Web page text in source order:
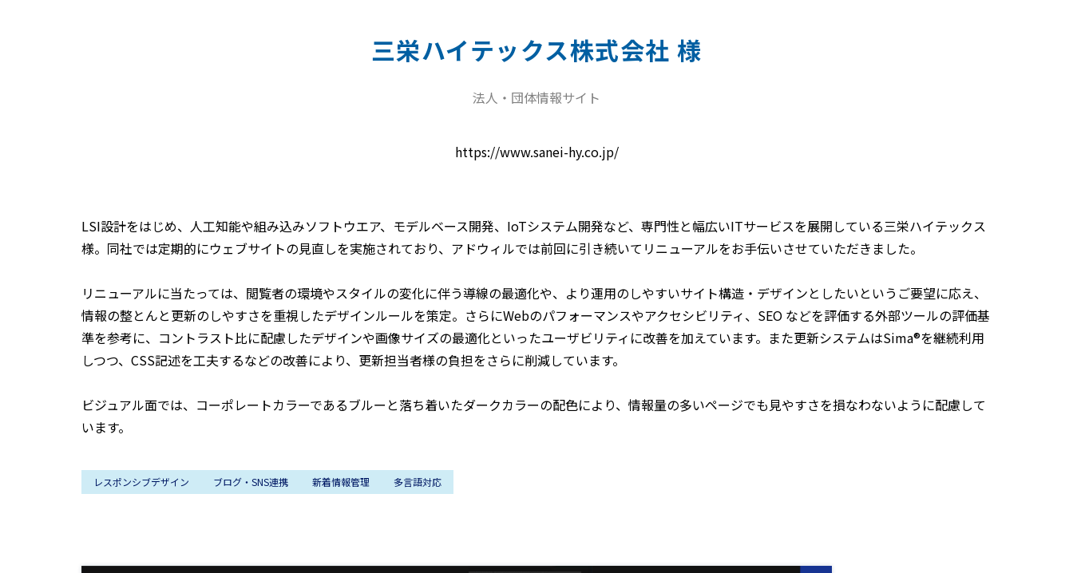
三栄ハイテックス株式会社 様
法人・団体情報サイト
https://www.sanei-hy.co.jp/
LSI設計をはじめ、人工知能や組み込みソフトウエア、モデルベース開発、IoTシステム開発など、専門性と幅広いITサービスを展開している三栄ハイテックス
様。同社では定期的にウェブサイトの見直しを実施されており、アドウィルでは前回に引き続いてリニューアルをお手伝いさせていただきました。
リニューアルに当たっては、閲覧者の環境やスタイルの変化に伴う導線の最適化や、より運用のしやすいサイト構造・デザインとしたいというご要望に応え、
情報の整とんと更新のしやすさを重視したデザインルールを策定。さらにWebのパフォーマンスやアクセシビリティ、SEO などを評価する外部ツールの評価基
準を参考に、コントラスト比に配慮したデザインや画像サイズの最適化といったユーザビリティに改善を加えています。また更新システムはSima®を継続利用
しつつ、CSS記述を工夫するなどの改善により、更新担当者様の負担をさらに削減しています。
ビジュアル面では、コーポレートカラーであるブルーと落ち着いたダークカラーの配色により、情報量の多いページでも見やすさを損なわないように配慮して
います。
レスポンシブデザイン ブログ・SNS連携 新着情報管理 多言語対応